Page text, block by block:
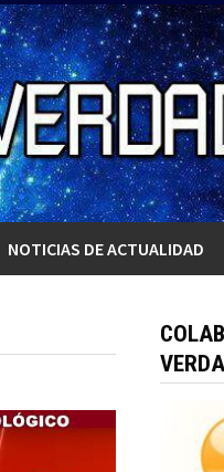
NOTICIAS DE ACTUALIDAD